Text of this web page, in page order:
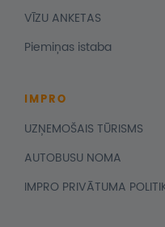
VĪZU ANKETAS
Piemiņas istaba
IMPRO
UZŅEMOŠAIS TŪRISMS
AUTOBUSU NOMA
IMPRO PRIVĀTUMA